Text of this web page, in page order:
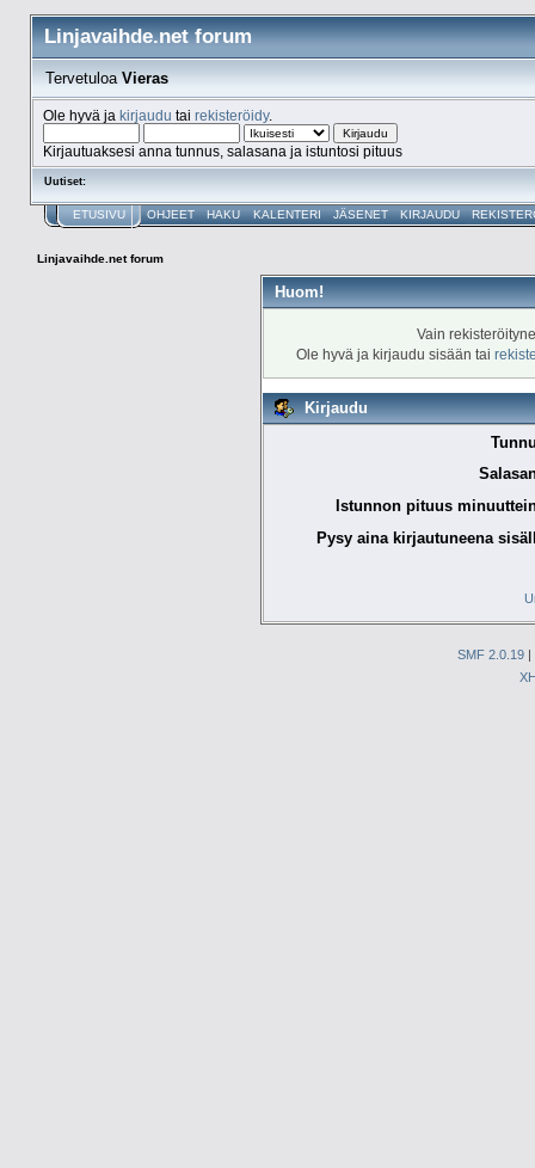
Linjavaihde.net forum
TervetuloaVieras
Ole hyvä ja kirjaudu tai rekisteröidy.
Kirjautuaksesi anna tunnus, salasana ja istuntosi pituus
Uutiset:
ETUSIVU OHJEET HAKU KALENTERI JÄSENET KIRJAUDU
Linjavaihde.net forum
Huom!
Vain
Ole hyvä ja kirjaudu sisään tai
Kirjaudu
Istunnon pituus
Pysy aina kirjautuneena
SMF 2.0.19